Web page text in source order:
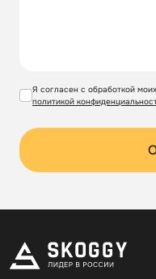
Я согласен с обработкой
политикой